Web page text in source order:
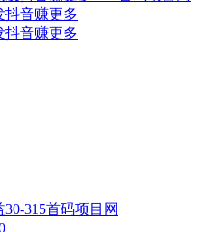
抖音赚更多
抖音赚更多